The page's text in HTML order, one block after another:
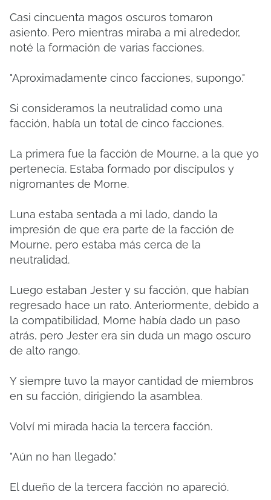
Casi cincuenta magos oscuros tomaron
asiento. Pero mientras miraba a mi alrededor,
noté la formación de varias facciones.
"Aproximadamente cinco facciones, supongo."
Si consideramos la neutralidad como una
facción, había un total de cinco facciones.
La primera fue la facción de Mourne, a la que yo
pertenecía. Estaba formado por discípulos y
nigromantes de Morne.
Luna estaba sentada a mi lado, dando la
impresión de que era parte de la facción de
Mourne, pero estaba más cerca de la
neutralidad.
Luego estaban Jester y su facción, que habían
regresado hace un rato. Anteriormente, debido a
la compatibilidad, Morne había dado un paso
atrás, pero Jester era sin duda un mago oscuro
de alto rango.
Y siempre tuvo la mayor cantidad de miembros
en su facción, dirigiendo la asamblea.
Volví mi mirada hacia la tercera facción.
"Aún no han llegado."
El dueño de la tercera facción no apareció.